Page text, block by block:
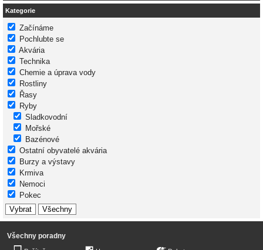
Kategorie
Začínáme
Pochlubte se
Akvária
Technika
Chemie a úprava vody
Rostliny
Řasy
Ryby
Sladkovodní
Mořské
Bazénové
Ostatní obyvatelé akvária
Burzy a výstavy
Krmiva
Nemoci
Pokec
Všechny poradny